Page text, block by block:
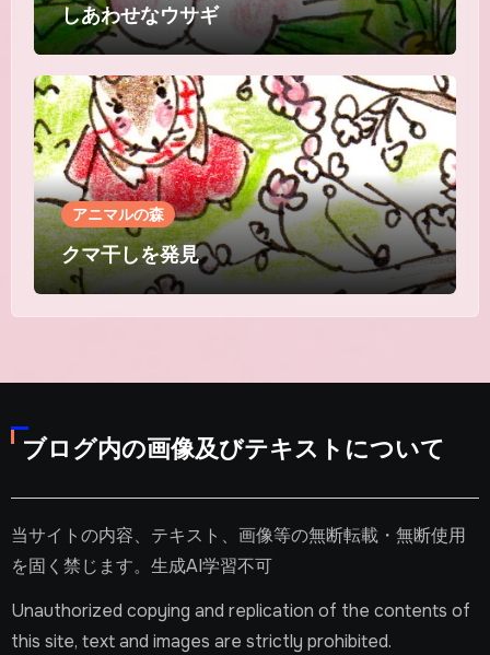
しあわせなウサギ
アニマルの森
クマ干しを発見
ブログ内の画像及びテキストについて
当サイトの内容、テキスト、画像等の無断転載・無断使用
を固く禁じます。生成AI学習不可
Unauthorized copying and replication of the contents of
this site, text and images are strictly prohibited.